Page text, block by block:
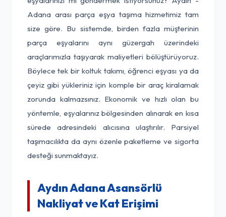
Adana arası parça eşya taşıma hizmetimiz tam
size göre. Bu sistemde, birden fazla müşterinin
parça eşyalarını aynı güzergah üzerindeki
araçlarımızla taşıyarak maliyetleri bölüştürüyoruz.
Böylece tek bir koltuk takımı, öğrenci eşyası ya da
çeyiz gibi yükleriniz için komple bir araç kiralamak
zorunda kalmazsınız. Ekonomik ve hızlı olan bu
yöntemle, eşyalarınız bölgesinden alınarak en kısa
sürede adresindeki alıcısına ulaştırılır. Parsiyel
taşımacılıkta da aynı özenle paketleme ve sigorta
desteği sunmaktayız.
Aydın Adana Asansörlü
Nakliyat ve Kat Erişimi